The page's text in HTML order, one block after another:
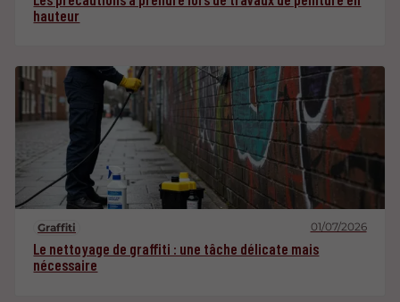
hauteur
Graffiti 01/07/2026
Le nettoyage de graffiti : une tâche délicate mais
nécessaire